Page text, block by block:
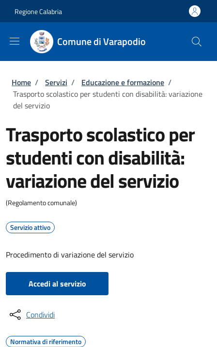
Regione Calabria
Comune di Varapodio
Briciole di pane
Home / Servizi / Educazione e formazione /
Trasporto scolastico per studenti con disabilità: variazione
del servizio
Trasporto scolastico per
studenti con disabilità:
variazione del servizio
(Regolamento comunale)
Servizio attivo
Procedimento di variazione del servizio
Accedi al servizio
Condividi
Normativa di riferimento